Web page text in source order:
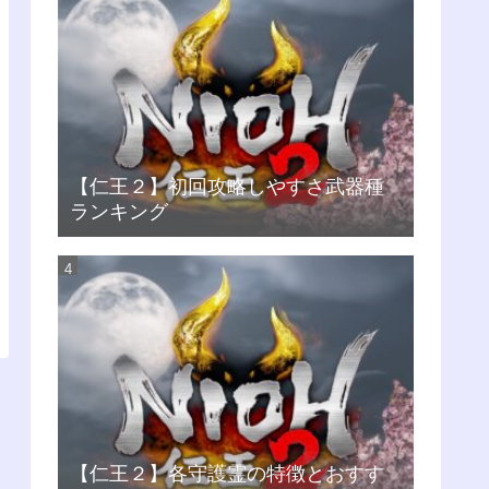
【仁王２】初回攻略しやすさ武器種
ランキング
【仁王２】各守護霊の特徴とおすす